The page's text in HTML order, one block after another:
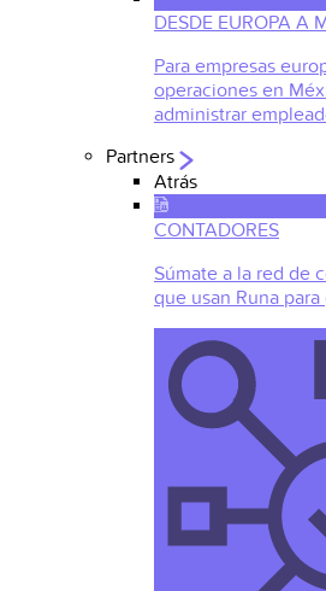
DESDE EUROPA A
Para empresas
operaciones en
administrar
Partners
Atrás
CONTADORES
Súmate a la red de
que usan Runa